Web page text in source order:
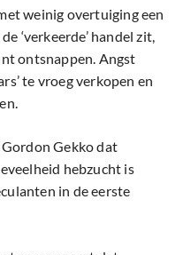
weinig overtuiging een
‘verkeerde’ handel zit,
ontsnappen. Angst
te vroeg verkopen en
Gekko dat
hebzucht is
in de eerste